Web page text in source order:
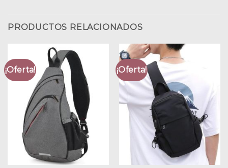
PRODUCTOS RELACIONADOS
¡Oferta! ¡Oferta!